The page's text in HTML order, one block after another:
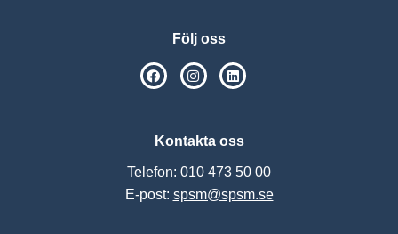
Följ oss
SPSM på Facebook
SPSM på Instagram
Kontakta oss
Telefon: 010 473 50 00
E-post: spsm@spsm.se